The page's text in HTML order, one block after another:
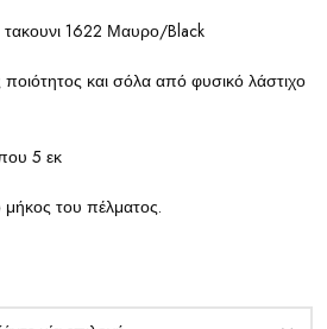
τακουνι 1622 Μαυρο/Black
ποιότητος και σόλα από φυσικό λάστιχο
5 εκ
μήκος του πέλματος.